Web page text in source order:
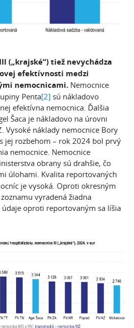
(„krajské“) tiež nevychádza
efektívnosti medzi
nemocnicami. Nemocnice
Penta[2] sú nákladovo
efektívna nemocnica. Ďalšia
Šaca je nákladovo na úrovni
Vysoké náklady nemocnice Bory
jej rozbehom – rok 2024 bol prvý
nemocnice. Nemocnice
obrany sú drahšie, čo
úlohami. Kvalita reportovaných
je vysoká. Oproti okresným
vyradená žiadna
oproti reportovaným sa líšia